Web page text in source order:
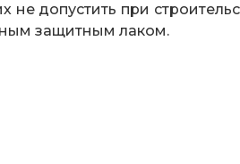
не допустить при
защитным лаком.